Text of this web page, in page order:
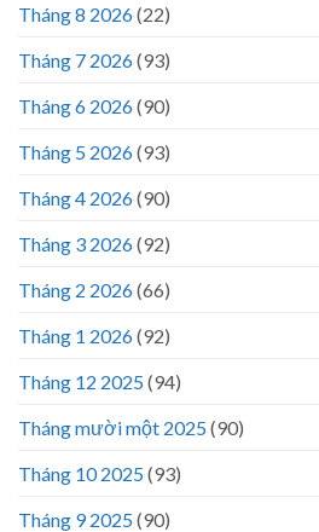
Tháng 8 2026(22)
Tháng 7 2026(93)
Tháng 6 2026(90)
Tháng 5 2026(93)
Tháng 4 2026(90)
Tháng 3 2026(92)
Tháng 2 2026(66)
Tháng 1 2026(92)
Tháng 12 2025(94)
Tháng mười một 2025(90)
Tháng 10 2025(93)
Tháng 9 2025(90)